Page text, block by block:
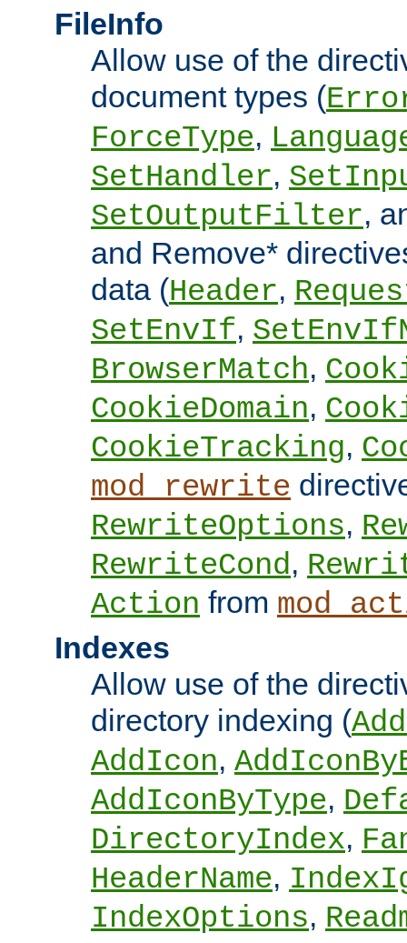
FileInfo
Allow use of the
document types (
ForceType,
SetHandler,
SetOutputFilter,
and Remove*
data (Header,
SetEnvIf,
BrowserMatch,
CookieDomain,
CookieTracking,
mod_rewrite
RewriteOptions,
RewriteCond,
Action from
Indexes
Allow use of the
directory indexing (
AddIcon,
AddIconByType,
DirectoryIndex,
HeaderName,
IndexOptions,